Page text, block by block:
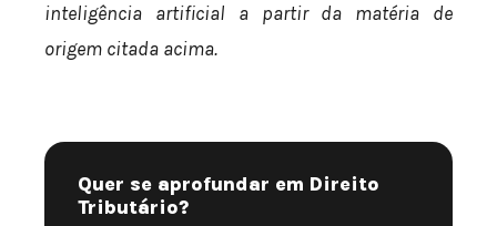
inteligência artificial a partir da matéria de
origem citada acima.
Quer se aprofundar em Direito
Tributário?